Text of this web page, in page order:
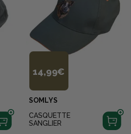
14,99€
SOMLYS
CASQUETTE
SANGLIER